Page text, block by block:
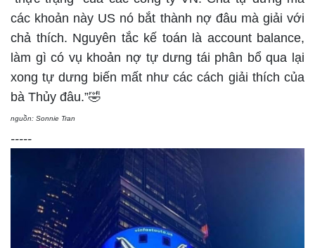
các khoản này US nó bắt thành nợ đâu mà giải với
chả thích. Nguyên tắc kế toán là account balance,
làm gì có vụ khoản nợ tự dưng tái phân bổ qua lại
xong tự dưng biến mất như các cách giải thích của
bà Thủy đâu.”🤣
nguồn: Sonnie Tran
-----